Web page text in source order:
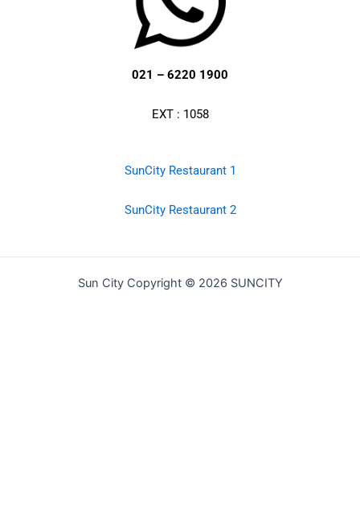
021 – 6220 1900
EXT : 1058
SunCity Restaurant 1
SunCity Restaurant 2
Sun City Copyright © 2026 SUNCITY